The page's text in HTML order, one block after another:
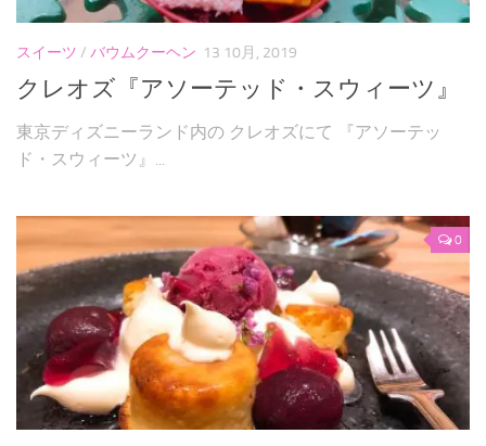
スイーツ / バウムクーヘン 13 10月, 2019
クレオズ『アソーテッド・スウィーツ』
東京ディズニーランド内の クレオズにて 『アソーテッ
ド・スウィーツ』...
0